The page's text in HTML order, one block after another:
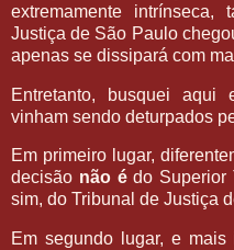
extremamente
Justiça de São Paulo
apenas se dissipará com
Entretanto, busquei aqui
vinham sendo deturpados
Em primeiro lugar,
decisão não édo Superior
sim, do Tribunal de Justiça
Em segundo lugar, e